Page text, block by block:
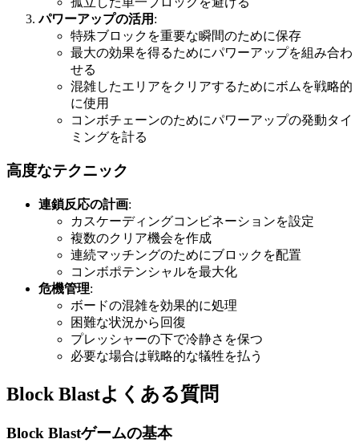
パワーアップの活用 :
特殊ブロックを重要な瞬間のために保存
最大の効果を得るためにパワーアップを組み合わ
せる
混雑したエリアをクリアするためにボムを戦略的
に使用
コンボチェーンのためにパワーアップの発動タイ
ミングを計る
高度なテクニック
連鎖反応の計画:
カスケーディングコンビネーションを設定
複数のクリア機会を作成
連続マッチングのためにブロックを配置
コンボポテンシャルを最大化
危機管理:
ボードの混雑を効果的に処理
困難な状況から回復
プレッシャーの下で冷静さを保つ
必要な場合は戦略的な犠牲を払う
Block Blastよくある質問
Block Blastゲームの基本